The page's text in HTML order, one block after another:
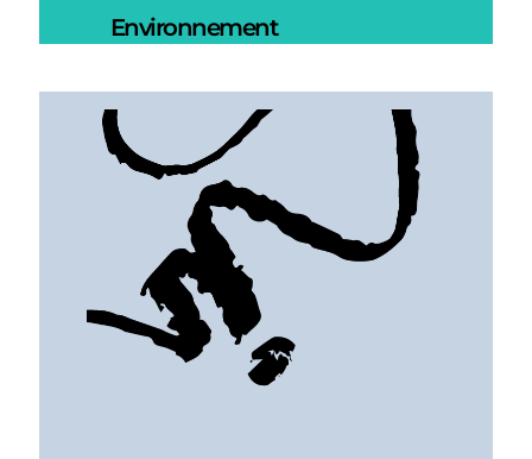
Environnement